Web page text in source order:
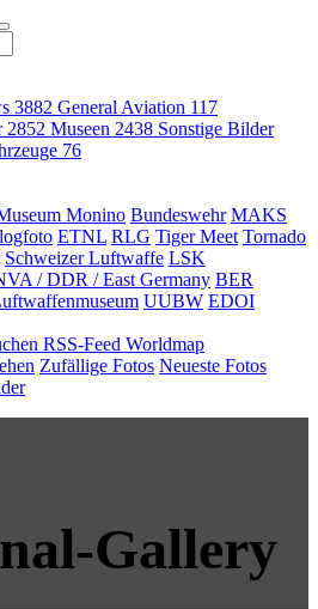
3882 General Aviation 117
2852 Museen 2438 Sonstige Bilder
76
Monino Bundeswehr MAKS
ETNL RLG Tiger Meet Tornado
Schweizer Luftwaffe LSK
/ DDR / East Germany BER
UUBW EDOI
RSS-Feed Worldmap
Zufällige Fotos Neueste Fotos
Gallery